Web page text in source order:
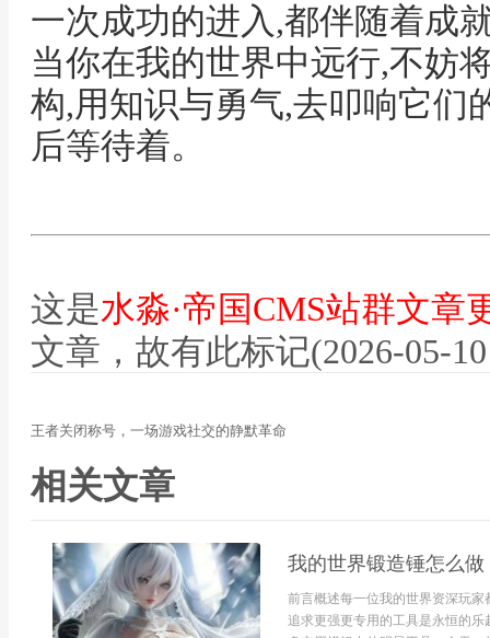
一次成功的进入,都伴随着成
当你在我的世界中远行,不妨
构,用知识与勇气,去叩响它们
后等待着。
这是水淼·帝国CMS站群文章
文章，故有此标记(2026-05-
王者关闭称号，一场游戏社交的静默革命
相关文章
我的世界锻造锤怎么
前言概述每一位我的世界资深玩
追求更强更专用的工具是永恒的